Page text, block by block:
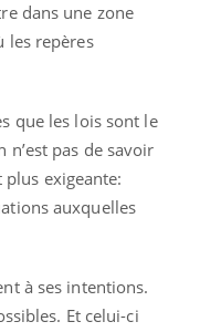
dans une zone
les repères
que les lois sont le
n’est pas de savoir
exigeante:
auxquelles
à ses intentions.
Et celui-ci